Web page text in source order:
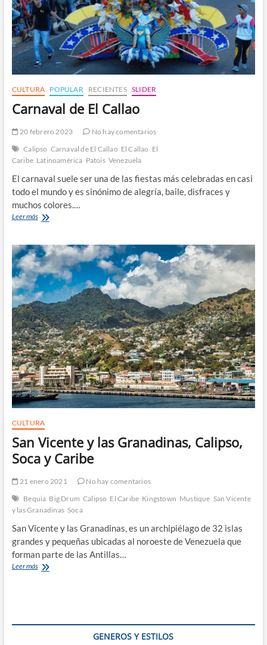
CULTURA POPULAR RECIENTES SLIDER
Carnaval de El Callao
20 febrero 2023
No hay comentarios
Calipso Carnaval de El Callao El Callao El
Caribe Latinoamérica Patois Venezuela
El carnaval suele ser una de las fiestas más celebradas en casi
todo el mundo y es sinónimo de alegría, baile, disfraces y
muchos colores.…
Leer másCarnaval
Callao
CULTURA
San Vicente y las Granadinas, Calipso,
Soca y Caribe
21 enero 2021
No hay comentarios
Bequia Big Drum Calipso El Caribe Kingstown Mustique San Vicente
y las Granadinas Soca
San Vicente y las Granadinas, es un archipiélago de 32 islas
grandes y pequeñas ubicadas al noroeste de Venezuela que
forman parte de las Antillas…
Leer másSan
GENEROS Y ESTILOS